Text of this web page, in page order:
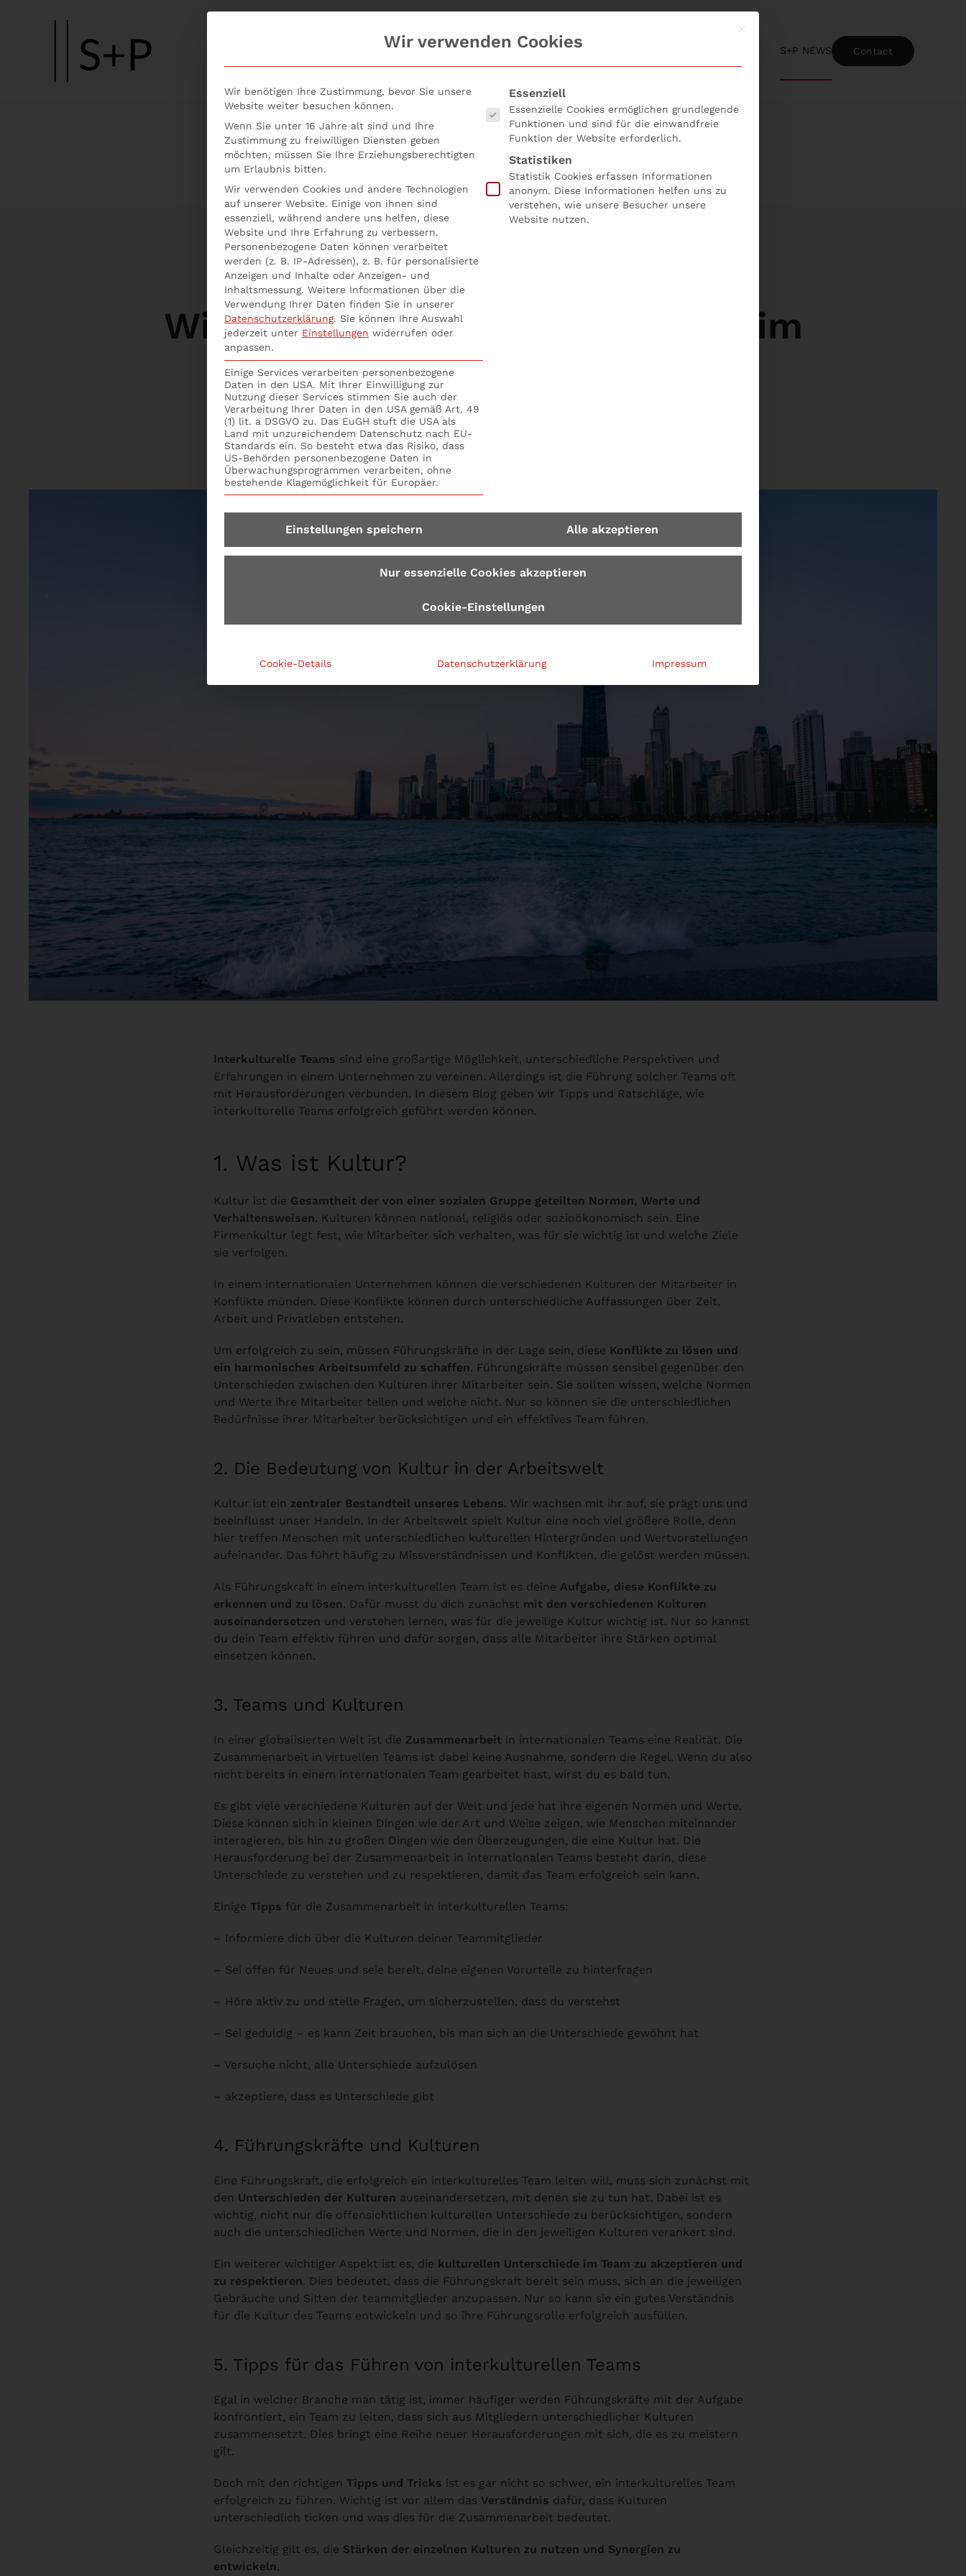
Skip to main content
S+P NEWS Contact
Wie man mit kultureller Vielfalt im
Team umgeht.
S+P Seminare
Interkulturelle Teams sind eine großartige Möglichkeit, unterschiedliche Perspektiven und
Erfahrungen in einem Unternehmen zu vereinen. Allerdings ist die Führung solcher Teams oft
mit Herausforderungen verbunden. In diesem Blog geben wir Tipps und Ratschläge, wie
interkulturelle Teams erfolgreich geführt werden können.
1. Was ist Kultur?
Kultur ist die Gesamtheit der von einer sozialen Gruppe geteilten Normen, Werte und
Verhaltensweisen. Kulturen können national, religiös oder sozioökonomisch sein. Eine
Firmenkultur legt fest, wie Mitarbeiter sich verhalten, was für sie wichtig ist und welche Ziele
sie verfolgen.
In einem internationalen Unternehmen können die verschiedenen Kulturen der Mitarbeiter in
Konflikte münden. Diese Konflikte können durch unterschiedliche Auffassungen über Zeit,
Arbeit und Privatleben entstehen.
Um erfolgreich zu sein, müssen Führungskräfte in der Lage sein, diese Konflikte zu lösen und
ein harmonisches Arbeitsumfeld zu schaffen. Führungskräfte müssen sensibel gegenüber den
Unterschieden zwischen den Kulturen ihrer Mitarbeiter sein. Sie sollten wissen, welche Normen
und Werte ihre Mitarbeiter teilen und welche nicht. Nur so können sie die unterschiedlichen
Bedürfnisse ihrer Mitarbeiter berücksichtigen und ein effektives Team führen.
2. Die Bedeutung von Kultur in der Arbeitswelt
Kultur ist ein zentraler Bestandteil unseres Lebens. Wir wachsen mit ihr auf, sie prägt uns und
beeinflusst unser Handeln. In der Arbeitswelt spielt Kultur eine noch viel größere Rolle, denn
hier treffen Menschen mit unterschiedlichen kulturellen Hintergründen und Wertvorstellungen
aufeinander. Das führt häufig zu Missverständnissen und Konflikten, die gelöst werden müssen.
Als Führungskraft in einem interkulturellen Team ist es deine Aufgabe, diese Konflikte zu
erkennen und zu lösen. Dafür musst du dich zunächst mit den verschiedenen Kulturen
auseinandersetzen und verstehen lernen, was für die jeweilige Kultur wichtig ist. Nur so kannst
du dein Team effektiv führen und dafür sorgen, dass alle Mitarbeiter ihre Stärken optimal
einsetzen können.
3. Teams und Kulturen
In einer globalisierten Welt ist die Zusammenarbeit in internationalen Teams eine Realität. Die
Zusammenarbeit in virtuellen Teams ist dabei keine Ausnahme, sondern die Regel. Wenn du also
nicht bereits in einem internationalen Team gearbeitet hast, wirst du es bald tun.
Es gibt viele verschiedene Kulturen auf der Welt und jede hat ihre eigenen Normen und Werte.
Diese können sich in kleinen Dingen wie der Art und Weise zeigen, wie Menschen miteinander
interagieren, bis hin zu großen Dingen wie den Überzeugungen, die eine Kultur hat. Die
Herausforderung bei der Zusammenarbeit in internationalen Teams besteht darin, diese
Unterschiede zu verstehen und zu respektieren, damit das Team erfolgreich sein kann.
Einige Tipps für die Zusammenarbeit in interkulturellen Teams:
– Informiere dich über die Kulturen deiner Teammitglieder
– Sei offen für Neues und seie bereit, deine eigenen Vorurteile zu hinterfragen
– Höre aktiv zu und stelle Fragen, um sicherzustellen, dass du verstehst
– Sei geduldig – es kann Zeit brauchen, bis man sich an die Unterschiede gewöhnt hat
– Versuche nicht, alle Unterschiede aufzulösen
– akzeptiere, dass es Unterschiede gibt
4. Führungskräfte und Kulturen
Eine Führungskraft, die erfolgreich ein interkulturelles Team leiten will, muss sich zunächst mit
den Unterschieden der Kulturen auseinandersetzen, mit denen sie zu tun hat. Dabei ist es
wichtig, nicht nur die offensichtlichen kulturellen Unterschiede zu berücksichtigen, sondern
auch die unterschiedlichen Werte und Normen, die in den jeweiligen Kulturen verankert sind.
Ein weiterer wichtiger Aspekt ist es, die kulturellen Unterschiede im Team zu akzeptieren und
zu respektieren. Dies bedeutet, dass die Führungskraft bereit sein muss, sich an die jeweiligen
Gebräuche und Sitten der teammitglieder anzupassen. Nur so kann sie ein gutes Verständnis
für die Kultur des Teams entwickeln und so ihre Führungsrolle erfolgreich ausfüllen.
5. Tipps für das Führen von interkulturellen Teams
Egal in welcher Branche man tätig ist, immer häufiger werden Führungskräfte mit der Aufgabe
konfrontiert, ein Team zu leiten, dass sich aus Mitgliedern unterschiedlicher Kulturen
zusammensetzt. Dies bringt eine Reihe neuer Herausforderungen mit sich, die es zu meistern
gilt.
Doch mit den richtigen Tipps und Tricks ist es gar nicht so schwer, ein interkulturelles Team
erfolgreich zu führen. Wichtig ist vor allem das Verständnis dafür, dass Kulturen
unterschiedlich ticken und was dies für die Zusammenarbeit bedeutet.
Gleichzeitig gilt es, die Stärken der einzelnen Kulturen zu nutzen und Synergien zu
entwickeln.
Mit diesem Button wird der Dialog
Wir verwenden Cookies
Wir benötigen Ihre Zustimmung, bevor Sie unsere
Website weiter besuchen können.
Wenn Sie unter 16 Jahre alt sind und Ihre
Zustimmung zu freiwilligen Diensten geben
möchten, müssen Sie Ihre Erziehungsberechtigten
um Erlaubnis bitten.
Wir verwenden Cookies und andere Technologien
auf unserer Website. Einige von ihnen sind
essenziell, während andere uns helfen, diese
Website und Ihre Erfahrung zu verbessern.
Personenbezogene Daten können verarbeitet
werden (z. B. IP-Adressen), z. B. für personalisierte
Anzeigen und Inhalte oder Anzeigen- und
Inhaltsmessung. Weitere Informationen über die
Verwendung Ihrer Daten finden Sie in unserer
Datenschutzerklärung. Sie können Ihre Auswahl
jederzeit unter Einstellungen widerrufen oder
anpassen.
Einige Services verarbeiten personenbezogene
Daten in den USA. Mit Ihrer Einwilligung zur
Nutzung dieser Services stimmen Sie auch der
Verarbeitung Ihrer Daten in den USA gemäß Art. 49
(1) lit. a DSGVO zu. Das EuGH stuft die USA als
Land mit unzureichendem Datenschutz nach EU-
Standards ein. So besteht etwa das Risiko, dass
US-Behörden personenbezogene Daten in
Überwachungsprogrammen verarbeiten, ohne
bestehende Klagemöglichkeit für Europäer.
Es folgt eine Liste der Service-Gruppen, für die eine Einwilligung erteilt werden
Essenziell
Essenzielle Cookies ermöglichen grundlegende
Funktionen und sind für die einwandfreie
Funktion der Website erforderlich.
Statistiken
Statistik Cookies erfassen Informationen
anonym. Diese Informationen helfen uns zu
verstehen, wie unsere Besucher unsere
Website nutzen.
Einstellungen speichern Alle akzeptieren
Nur essenzielle Cookies akzeptieren
Cookie-Einstellungen
Cookie-Details Datenschutzerklärung Impressum